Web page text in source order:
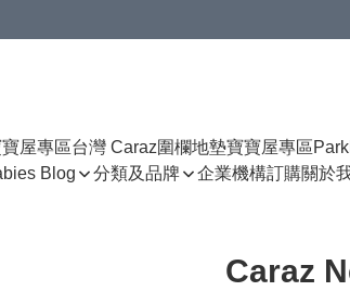
屋專區台灣 Caraz圍欄地墊寶寶屋專區
Blog 分類及品牌 企業機構訂購關於
Caraz